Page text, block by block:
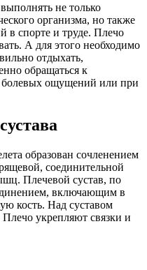
не только
организма, но также
в спорте и труде. Плечо
А для этого необходимо
отдыхать,
обращаться к
болевых ощущений или при
образован сочленением
соединительной
Плечевой сустав, по
включающим в
кость. Над суставом
Плечо укрепляют связки и